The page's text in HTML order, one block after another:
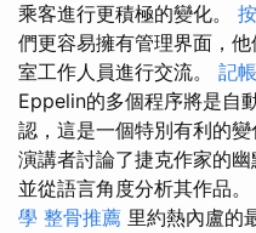
乘客進行更積極的變化。
們更容易擁有管理界面，
室工作人員進行交流。 記
Eppelin的多個程序將是自
認，這是一個特別有利的變
演講者討論了捷克作家的
並從語言角度分析其作品。
學 整骨推薦 里約熱內盧的